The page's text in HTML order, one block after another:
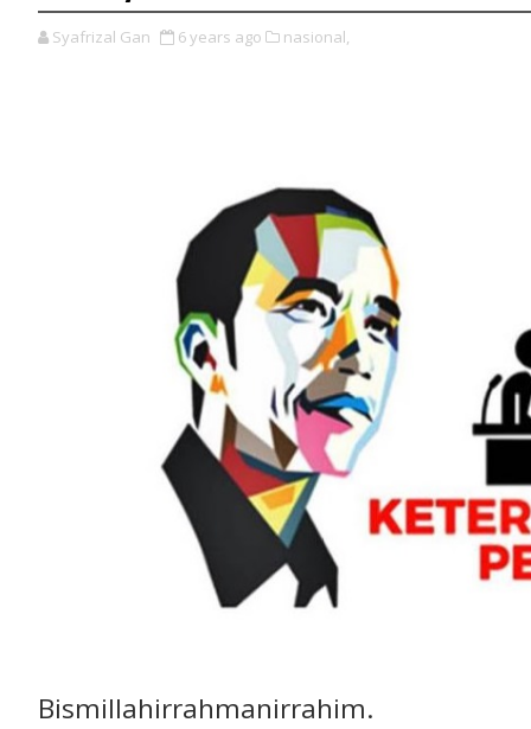
Syafrizal Gan 6 years ago nasional,
Bismillahirrahmanirrahim.